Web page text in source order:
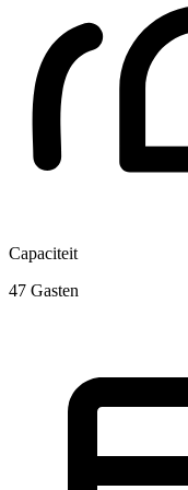
Capaciteit
47 Gasten